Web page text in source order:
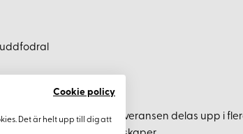
över 10 meter kan leveransen delas upp i
Cookie policy
Det är helt upp till dig att